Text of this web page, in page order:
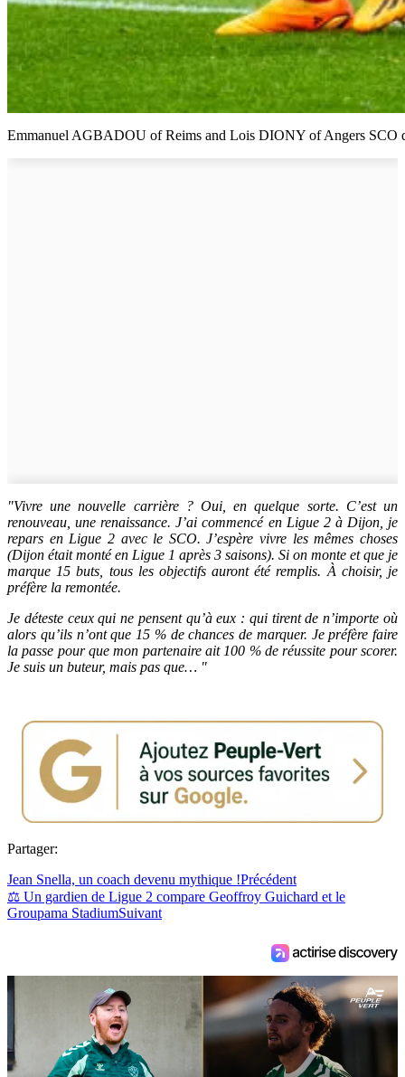
Emmanuel AGBADOU of Reims and Lois DIONY of Angers SCO
"Vivre une nouvelle carrière ? Oui, en quelque sorte. C’est un
renouveau, une renaissance. J’ai commencé en Ligue 2 à Dijon, je
repars en Ligue 2 avec le SCO. J’espère vivre les mêmes choses
(Dijon était monté en Ligue 1 après 3 saisons). Si on monte et que je
marque 15 buts, tous les objectifs auront été remplis. À choisir, je
préfère la remontée.
Je déteste ceux qui ne pensent qu’à eux : qui tirent de n’importe où
alors qu’ils n’ont que 15 % de chances de marquer. Je préfère faire
la passe pour que mon partenaire ait 100 % de réussite pour scorer.
Je suis un buteur, mais pas que… "
Partager:
Jean Snella, un coach devenu mythique !Précédent
⚖ Un gardien de Ligue 2 compare Geoffroy Guichard et le
Groupama StadiumSuivant